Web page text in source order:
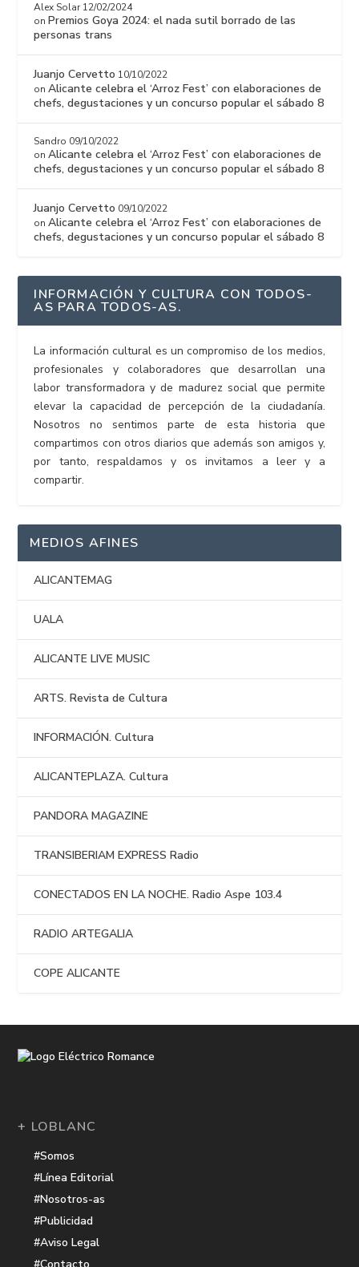
Alex Solar 12/02/2024
onPremios Goya 2024: el nada sutil borrado de las
personas trans
Juanjo Cervetto 10/10/2022
onAlicante celebra el ‘Arroz Fest’ con elaboraciones de
chefs, degustaciones y un concurso popular el sábado 8
Sandro 09/10/2022
onAlicante celebra el ‘Arroz Fest’ con elaboraciones de
chefs, degustaciones y un concurso popular el sábado 8
Juanjo Cervetto 09/10/2022
onAlicante celebra el ‘Arroz Fest’ con elaboraciones de
chefs, degustaciones y un concurso popular el sábado 8
INFORMACIÓN Y CULTURA CON TODOS-
AS PARA TODOS-AS.
La información cultural es un compromiso de los medios,
profesionales y colaboradores que desarrollan una
labor transformadora y de madurez social que permite
elevar la capacidad de percepción de la ciudadanía.
Nosotros no sentimos parte de esta historia que
compartimos con otros diarios que además son amigos y,
por tanto, respaldamos y os invitamos a leer y a
compartir.
MEDIOS AFINES
ALICANTEMAG
UALA
ALICANTE LIVE MUSIC
ARTS. Revista de Cultura
INFORMACIÓN. Cultura
ALICANTEPLAZA. Cultura
PANDORA MAGAZINE
TRANSIBERIAM EXPRESS Radio
CONECTADOS EN LA NOCHE. Radio Aspe 103.4
RADIO ARTEGALIA
COPE ALICANTE
+ LOBLANC
#Somos
#Línea Editorial
#Nosotros-as
#Publicidad
#Aviso Legal